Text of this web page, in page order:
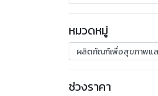
หมวดหมู่
ช่วงราคา